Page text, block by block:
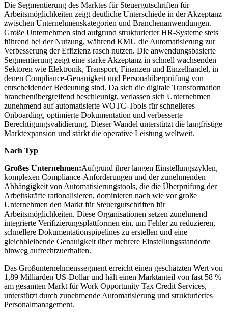
Die Segmentierung des Marktes für Steuergutschriften für
Arbeitsmöglichkeiten zeigt deutliche Unterschiede in der Akzeptanz
zwischen Unternehmenskategorien und Branchenanwendungen.
Große Unternehmen sind aufgrund strukturierter HR-Systeme stets
führend bei der Nutzung, während KMU die Automatisierung zur
Verbesserung der Effizienz rasch nutzen. Die anwendungsbasierte
Segmentierung zeigt eine starke Akzeptanz in schnell wachsenden
Sektoren wie Elektronik, Transport, Finanzen und Einzelhandel, in
denen Compliance-Genauigkeit und Personalüberprüfung von
entscheidender Bedeutung sind. Da sich die digitale Transformation
branchenübergreifend beschleunigt, verlassen sich Unternehmen
zunehmend auf automatisierte WOTC-Tools für schnelleres
Onboarding, optimierte Dokumentation und verbesserte
Berechtigungsvalidierung. Dieser Wandel unterstützt die langfristige
Marktexpansion und stärkt die operative Leistung weltweit.
Nach Typ
Großes Unternehmen:Aufgrund ihrer langen Einstellungszyklen,
komplexen Compliance-Anforderungen und der zunehmenden
Abhängigkeit von Automatisierungstools, die die Überprüfung der
Arbeitskräfte rationalisieren, dominieren nach wie vor große
Unternehmen den Markt für Steuergutschriften für
Arbeitsmöglichkeiten. Diese Organisationen setzen zunehmend
integrierte Verifizierungsplattformen ein, um Fehler zu reduzieren,
schnellere Dokumentationspipelines zu erstellen und eine
gleichbleibende Genauigkeit über mehrere Einstellungsstandorte
hinweg aufrechtzuerhalten.
Das Großunternehmenssegment erreicht einen geschätzten Wert von
1,89 Milliarden US-Dollar und hält einen Marktanteil von fast 58 %
am gesamten Markt für Work Opportunity Tax Credit Services,
unterstützt durch zunehmende Automatisierung und strukturiertes
Personalmanagement.